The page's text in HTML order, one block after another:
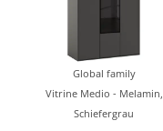
Global family
Vitrine Medio - Melamin,
Schiefergrau